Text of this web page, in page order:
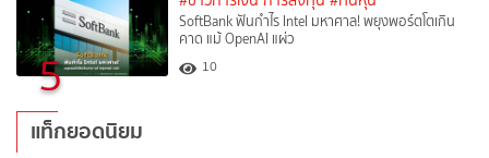
5
SoftBank ฟันกำไร Intel มหาศาล! พยุงพอร์ตโตเกิน
คาด แม้ OpenAI แผ่ว
10
แท็กยอดนิยม